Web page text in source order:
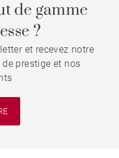
de gamme
?
et recevez notre
prestige et nos